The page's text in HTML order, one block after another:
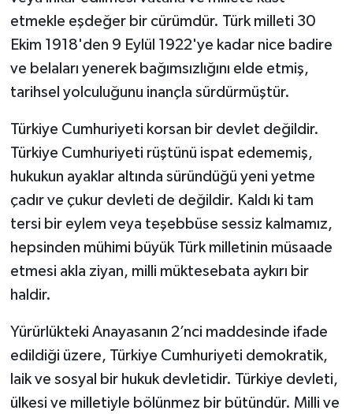
etmekle eşdeğer bir cürümdür. Türk milleti 30
Ekim 1918'den 9 Eylül 1922'ye kadar nice badire
ve belaları yenerek bağımsızlığını elde etmiş,
tarihsel yolculuğunu inançla sürdürmüştür.
Türkiye Cumhuriyeti korsan bir devlet değildir.
Türkiye Cumhuriyeti rüştünü ispat edememiş,
hukukun ayaklar altında süründüğü yeni yetme
çadır ve çukur devleti de değildir. Kaldı ki tam
tersi bir eylem veya teşebbüse sessiz kalmamız,
hepsinden mühimi büyük Türk milletinin müsaade
etmesi akla ziyan, milli müktesebata aykırı bir
haldir.
Yürürlükteki Anayasanın 2’nci maddesinde ifade
edildiği üzere, Türkiye Cumhuriyeti demokratik,
laik ve sosyal bir hukuk devletidir. Türkiye devleti,
ülkesi ve milletiyle bölünmez bir bütündür. Milli ve